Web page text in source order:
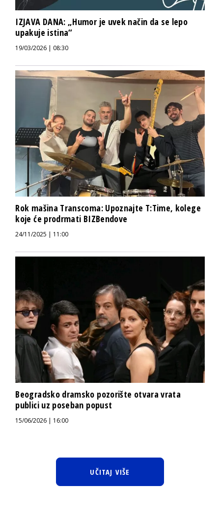
IZJAVA DANA: „Humor je uvek način da se lepo
upakuje istina“
19/03/2026 | 08:30
Rok mašina Transcoma: Upoznajte T:Time, kolege
koje će prodrmati BIZBendove
24/11/2025 | 11:00
Beogradsko dramsko pozorište otvara vrata
publici uz poseban popust
15/06/2026 | 16:00
UČITAJ VIŠE